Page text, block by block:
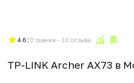
4.610 оценки - 10 отзыва
TP-LINK Archer AX73 в